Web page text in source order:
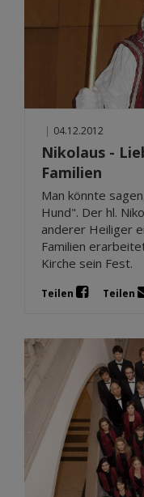
| 04.12.2012
Nikolaus -
Familien
Man könnte
Hund". Der hl.
anderer Heiliger
Familien
Kirche sein Fest.
Teilen Teilen